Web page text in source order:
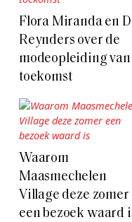
Flora Miranda en
Reynders over de
modeopleiding van
toekomst
Waarom
Maasmechelen
Village deze zomer
een bezoek waard